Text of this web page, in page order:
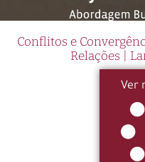
Conflitos e
Relações |
Ver